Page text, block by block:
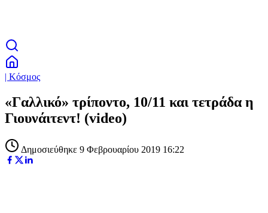
| Κόσμος
«Γαλλικό» τρίποντο, 10/11 και τετράδα η
Γιουνάιτεντ! (video)
Δημοσιεύθηκε 9 Φεβρουαρίου 2019 16:22